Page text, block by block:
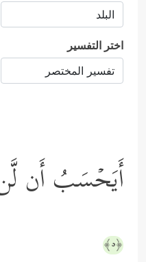
اختر التفسير
أَیَحۡسَبُ أَن
﴿٥﴾